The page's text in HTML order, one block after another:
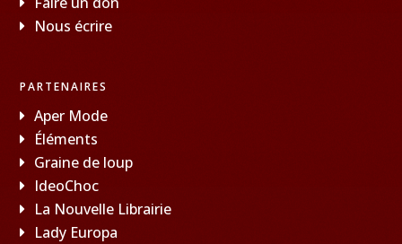
Nous écrire
PARTENAIRES
Aper Mode
Éléments
Graine de loup
IdeoChoc
La Nouvelle Librairie
Lady Europa